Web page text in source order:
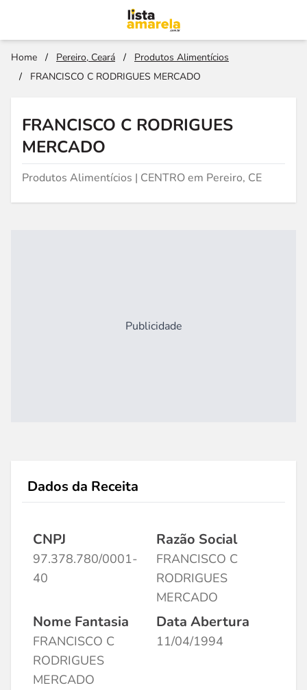
Home / Pereiro, Ceará /
Produtos Alimentícios
/
FRANCISCO C RODRIGUES MERCADO
FRANCISCO C RODRIGUES
MERCADO
Produtos Alimentícios | CENTRO em Pereiro, CE
Publicidade
Dados da Receita
CNPJ
97.378.780/0001-
40
Razão Social
FRANCISCO C
RODRIGUES
MERCADO
Nome Fantasia
FRANCISCO C
RODRIGUES
MERCADO
Data Abertura
11/04/1994